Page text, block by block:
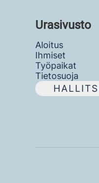
Urasivusto
Aloitus
Ihmiset
Työpaikat
Tietosuoja